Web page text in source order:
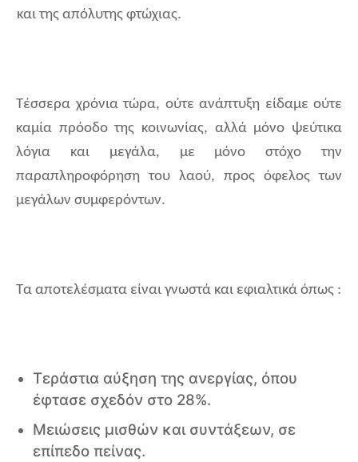
και της απόλυτης φτώχιας.
Τέσσερα χρόνια τώρα, ούτε ανάπτυξη είδαμε ούτε
καμία πρόοδο της κοινωνίας, αλλά μόνο ψεύτικα
λόγια και μεγάλα, με μόνο στόχο την
παραπληροφόρηση του λαού, προς όφελος των
μεγάλων συμφερόντων.
Τα αποτελέσματα είναι γνωστά και εφιαλτικά όπως :
Τεράστια αύξηση της ανεργίας, όπου
έφτασε σχεδόν στο 28%.
Μειώσεις μισθών και συντάξεων, σε
επίπεδο πείνας.